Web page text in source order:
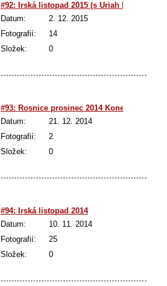
#92: Irská listopad 2015 (s Uriah Heep)
Datum:
2. 12. 2015
Fotografií:
14
Složek:
0
#93: Rosnice prosinec 2014 Konec ro(c)ku
Datum:
21. 12. 2014
Fotografií:
2
Složek:
0
#94: Irská listopad 2014
Datum:
10. 11. 2014
Fotografií:
25
Složek:
0